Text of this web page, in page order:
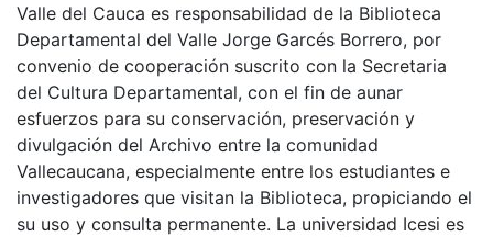
Valle del Cauca es responsabilidad de la Biblioteca
Departamental del Valle Jorge Garcés Borrero, por
convenio de cooperación suscrito con la Secretaria
del Cultura Departamental, con el fin de aunar
esfuerzos para su conservación, preservación y
divulgación del Archivo entre la comunidad
Vallecaucana, especialmente entre los estudiantes e
investigadores que visitan la Biblioteca, propiciando el
su uso y consulta permanente. La universidad Icesi es